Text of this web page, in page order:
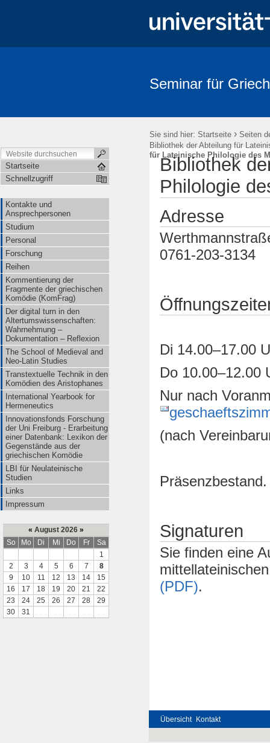
Seminar für
Sie sind hier: Startseite › Seiten
Bibliothek der Abteilung für
für Lateinische Philologie des
Startseite
Schnellzugriff
Kontakte und
Ansprechpersonen
Studium
Personal
Forschung
Reihen
Kommentierung der
Fragmente der griechischen
Komödie (KomFrag)
Der digital turn in den
Altertumswissenschaften:
Wahrnehmung –
Dokumentation – Reflexion
The School of Medieval and
Neo-Latin Studies
Transtextuelle Technik in den
Komödien des Aristophanes
International Yearbook for
Hermeneutics
Innovationsfonds Forschung
der Uni Freiburg - Erarbeitung
einer Datenbank: Lexikon der
Gegenstände aus der
griechischen Komödie
LBI für Neulateinische
Studien
Links
Impressum
« August 2026 »
So
Mo Di Mi Do Fr
Sa
1
2
3 4 5 6 7
8
9
10 11 12 13 14
15
16
17 18 19 20 21
22
23
24 25 26 27 28
29
30
31
Bibliothek
Philologie
Adresse
0761-203-3134
Di 14.00–17.00
Do 10.00–12.00
Nur nach
(nach
Präsenzbestand.
Signaturen
Sie finden eine
(PDF).
Übersicht Kontakt